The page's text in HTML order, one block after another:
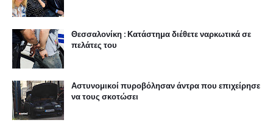
Θεσσαλονίκη : Κατάστημα διέθετε ναρκωτικά σε
πελάτες του
Αστυνομικοί πυροβόλησαν άντρα που επιχείρησε
να τους σκοτώσει